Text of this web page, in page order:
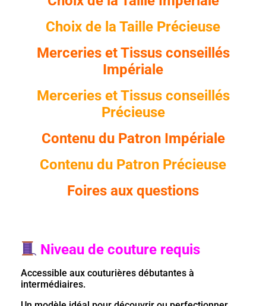
Choix de la Taille Précieuse
Merceries et Tissus conseillés
Impériale
Merceries et Tissus conseillés
Précieuse
Contenu du Patron Impériale
Contenu du Patron Précieuse
Foires aux questions
Niveau de couture requis
Accessible aux couturières débutantes à
intermédiaires.